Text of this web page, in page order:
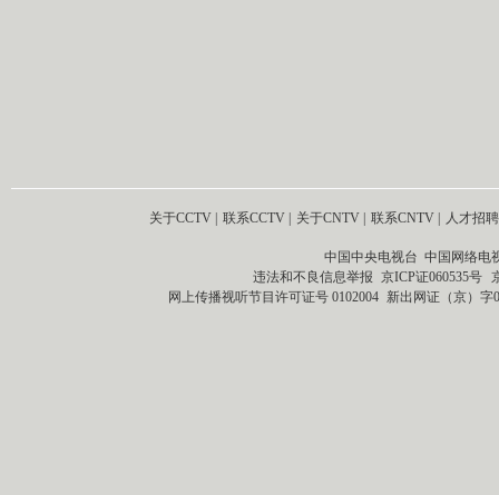
关于CCTV 联系CCTV 关于CNTV 联系CNTV 人才招聘
中国中央电视台 中国网络电
违法和不良信息举报 京ICP证060535号
网上传播视听节目许可证号 0102004 新出网证（京）